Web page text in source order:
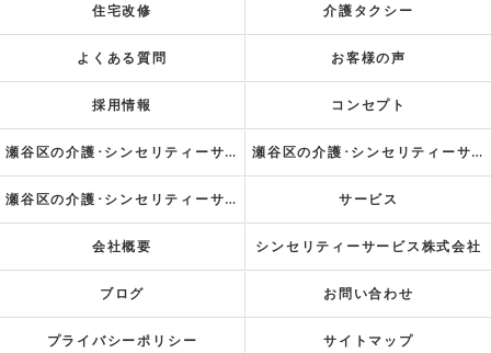
住宅改修 介護タクシー
よくある質問 お客様の声
採用情報 コンセプト
瀬谷区の介護･シンセリティーサービス株式会社の口コミ情報 瀬谷区の介護･シンセリティーサービス株式会社の評判
瀬谷区の介護･シンセリティーサービス株式会社のお客様の声 サービス
会社概要 シンセリティーサービス株式会社
ブログ お問い合わせ
プライバシーポリシー サイトマップ